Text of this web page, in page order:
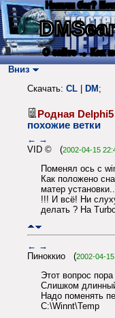
Нашли баг?
О сайте → Как
Вниз
Скачать: CL DM ;
Родная
похожие ветки
← →
VID © (2002-04-15
Поменял ось с
Как положено
матер
!!! И всё! Ни
делать ? На
← →
Пиноккио (2002-04-
Этот вопрос
Слишком
Надо поменять
C:\Winnt\Temp